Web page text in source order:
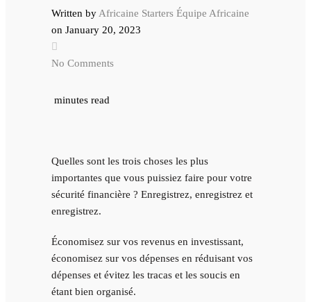
Written by Africaine Starters Équipe Africaine
on January 20, 2023
No Comments
minutes read
Quelles sont les trois choses les plus
importantes que vous puissiez faire pour votre
sécurité financière ? Enregistrez, enregistrez et
enregistrez.
Économisez sur vos revenus en investissant,
économisez sur vos dépenses en réduisant vos
dépenses et évitez les tracas et les soucis en
étant bien organisé.